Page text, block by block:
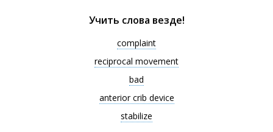
Учить слова везде!
complaint
reciprocal movement
bad
anterior crib device
stabilize